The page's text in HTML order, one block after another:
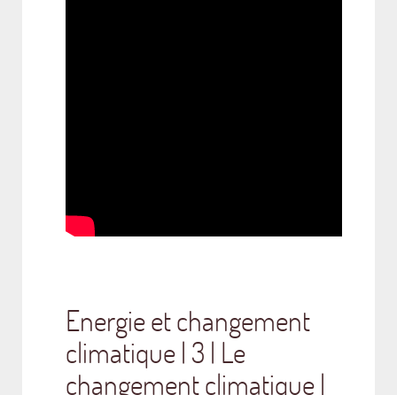
Energie et changement
climatique | 3 | Le
changement climatique |